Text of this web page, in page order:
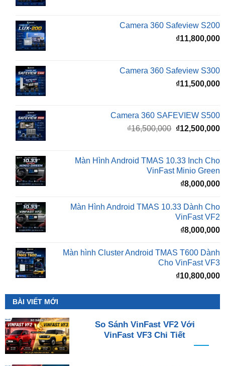
₫16,500,000.
Camera 360 Safeview S200
₫11,800,000
Camera 360 Safeview S300
₫11,500,000
Camera 360 SAFEVIEW S500
₫16,500,000 Giá
₫16,500,000.
₫12,500,000
Màn Hình Android TMAS 10.33 Inch Cho
VinFast Minio Green
₫8,000,000
Màn Hình Android TMAS 10.33 Dành Cho
VinFast VF2
₫8,000,000
Màn hình Cluster Android TMAS T600 Dành
Cho VinFast VF3
₫10,800,000
BÀI VIẾT MỚI
So Sánh VinFast VF2 Với
VinFast VF3 Chi Tiết